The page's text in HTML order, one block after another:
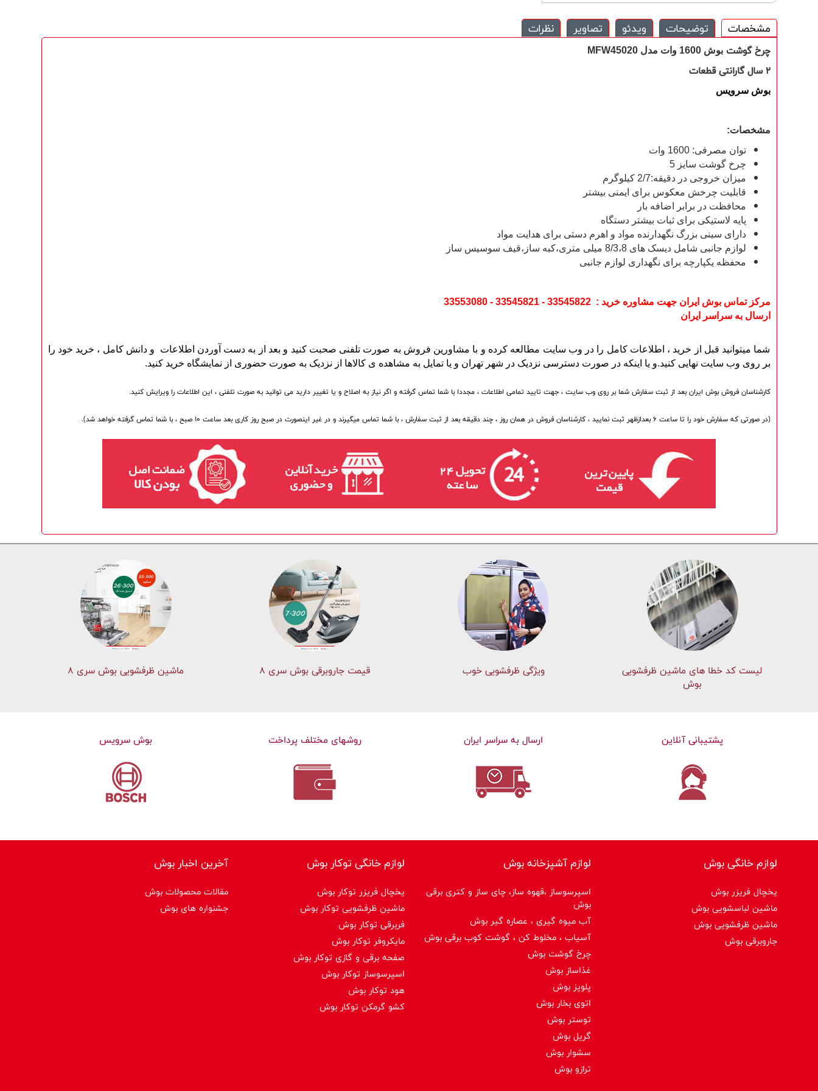
مشخصات توضیحات ویدئو تصاویر نظرات
چرخ گوشتبوش1600 وات مدل MFW45020
2 سال گارانتی قطعات
بوش سرویس
مشخصات:
توان مصرفی: 1600 وات
چرخ گوشت سایز 5
میزان خروجی در دقیقه:2/7 کیلوگرم
قابلیت چرخش معکوس برای ایمنی بیشتر
محافظت در برابر اضافه بار
پایه لاستیکی برای ثبات بیشتر دستگاه
دارای سینی بزرگ نگهدارنده مواد و اهرم دستی برای هدایت مواد
لوازم جانبی شامل دیسک های 8/3،8 میلی متری،کبه ساز،قیف سوسیس ساز
محفظه یکپارچه برای نگهداری لوازم جانبی
مرکز تماس بوش ایران جهت مشاوره خرید : 33545822 - 33545821 - 33553080
ارسال به سراسر ایران
شما میتوانید قبل از خرید ، اطلاعات کامل را در وب سایت مطالعه کرده و با مشاورین فروش به صورت تلفنی صحبت کنید و بعد از به دست آوردن اطلاعات و دانش کامل ، خرید خود را
بر روی وب سایت نهایی کنید.و یا اینکه در صورت دسترسی نزدیک در شهر تهران و یا تمایل به مشاهده ی کالاها از نزدیک به صورت حضوری از نمایشگاه خرید کنید.
کارشناسان فروش بوش ایران بعد از ثبت سفارش شما بر روی وب سایت ، جهت تایید تمامی اطلاعات ، مجددا با شما تماس گرفته و اگر نیاز به اصلاح و یا تغییر دارید می توانید به صورت تلفنی ، این اطلاعات را ویرایش کنید.
(در صورتی که سفارش خود را تا ساعت 6 بعدازظهر ثبت نمایید ، کارشناسان فروش در همان روز ، چند دقیقه بعد از ثبت سفارش ، با شما تماس میگیرند و در غیر اینصورت در صبح روز کاری بعد ساعت 10 صبح ، با شما تماس گرفته خواهد شد).
لیست کد خطا های ماشين ظرفشویی
بوش
ویژگی ظرفشویی خوب قیمت جاروبرقی بوش سری ۸ ماشین ظرفشویی بوش سری 8
پشتیبانی آنلاین ارسال به سراسر ایران روشهای مختلف پرداخت بوش سرویس
لوازم خانگی بوش
یخچال فریزر بوش
ماشین لباسشویی بوش
ماشین ظرفشویی بوش
جاروبرقی بوش
لوازم آشپزخانه بوش
اسپرسوساز ،قهوه ساز، چای ساز و کتری برقی
بوش
آب میوه گیری ، عصاره گیر بوش
آسیاب ، مخلوط کن ، گوشت کوب برقی بوش
چرخ گوشت بوش
غذاساز بوش
پلوپز بوش
اتوی بخار بوش
توستر بوش
گریل بوش
سشوار بوش
ترازو بوش
لوازم خانگی توکار بوش
یخچال فریزر توکار بوش
ماشین ظرفشویی توکار بوش
فربرقی توکار بوش
مایکروفر توکار بوش
صفحه برقی و گازی توکار بوش
اسپرسوساز توكار بوش
هود توکار بوش
کشو گرمکن توکار بوش
آخرین اخبار بوش
مقالات محصولات بوش
جشنواره های بوش